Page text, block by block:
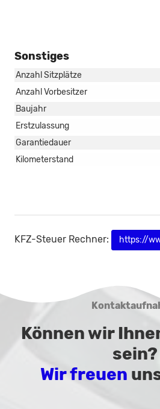
Sonstiges
Anzahl Sitzplätze
Anzahl Vorbesitzer
Baujahr
Erstzulassung
Garantiedauer
Kilometerstand
KFZ-Steuer Rechner: https://
Können wir
sein?
Wir freuen